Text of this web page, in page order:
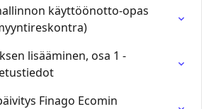
käyttöönotto-opas
lisääminen, osa 1 -
Finago Ecomin